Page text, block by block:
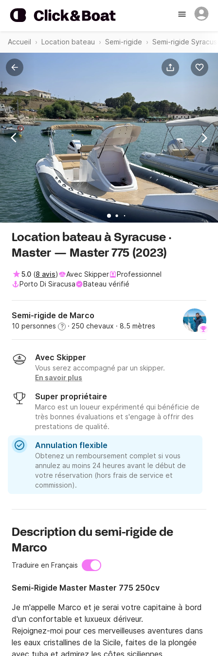
Accueil Location bateau Semi-rigide Semi-rigide
Location bateau à Syracuse ·
Master — Master 775 (2023)
5.0 (8 avis) Avec Skipper
Professionnel
Porto Di Siracusa
Bateau vérifié
Semi-rigide de Marco
10 personnes ? · 250 chevaux · 8.5 mètres
Avec Skipper
Vous serez accompagné par un skipper.
En savoir plus
Super propriétaire
Marco est un loueur expérimenté qui bénéficie de
très bonnes évaluations et s'engage à offrir des
prestations de qualité.
Annulation flexible
Obtenez un remboursement complet si vous
annulez au moins 24 heures avant le début de
votre réservation (hors frais de service et
commission).
Description du semi-rigide de
Marco
Traduire en Français
Semi-Rigide Master Master 775 250cv
Je m'appelle Marco et je serai votre capitaine à bord
d'un confortable et luxueux dériveur.
Rejoignez-moi pour ces merveilleuses aventures dans
les eaux cristallines de la Sicile, faites de la plongée